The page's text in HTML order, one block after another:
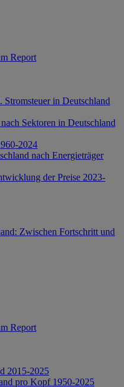
Report
in Deutschland
Sektoren in Deutschland
2024
nach Energieträger
der Preise 2023-
Zwischen Fortschritt und
Report
2015-2025
pro Kopf 1950-2025